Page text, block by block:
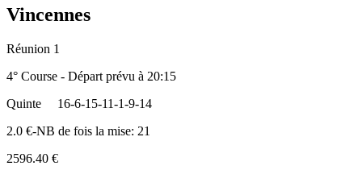
Vincennes
Réunion 1
4° Course - Départ prévu à 20:15
Quinte
16-6-15-11-1-9-14
2.0 €-NB de fois la mise: 21
2596.40 €